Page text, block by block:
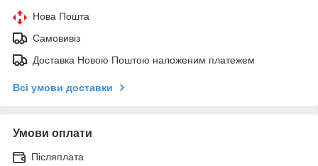
Нова Пошта
Самовивіз
Доставка Новою Поштою наложеним платежем
Всі умови доставки
Умови оплати
Післяплата